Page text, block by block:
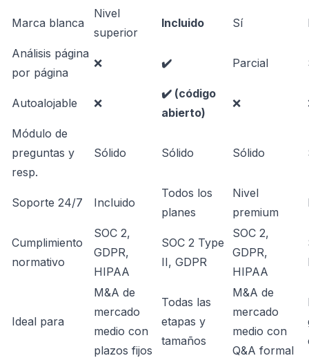
Marca blanca
Nivel
superior
Incluido Sí
Análisis página
por página
❌ ✔️ Parcial
Autoalojable ❌
✔️ (código
abierto)
❌
Módulo de
preguntas y
resp.
Sólido Sólido Sólido
Soporte 24/7 Incluido
Todos los
planes
Nivel
premium
Cumplimiento
normativo
SOC 2,
GDPR,
HIPAA
SOC 2 Type
II, GDPR
SOC 2,
GDPR,
HIPAA
Ideal para
M&A de
mercado
medio con
plazos fijos
Todas las
etapas y
tamaños
M&A de
mercado
medio con
Q&A formal